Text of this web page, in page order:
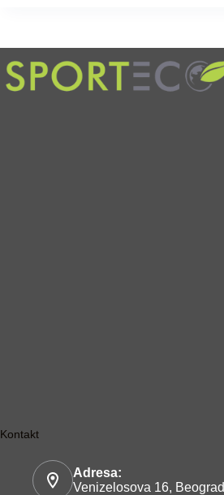
Kontakt
Adresa:
Venizelosova 16, Beograd